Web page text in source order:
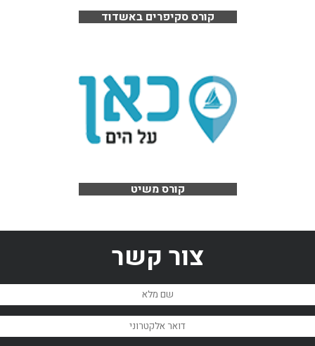
קורס סקיפרים באשדוד
קורס משיט
צור קשר